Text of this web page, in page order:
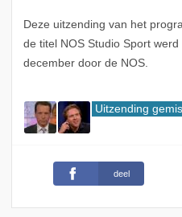
Deze uitzending van het
de titel NOS Studio Sport
december door de NOS.
Uitzending
deel